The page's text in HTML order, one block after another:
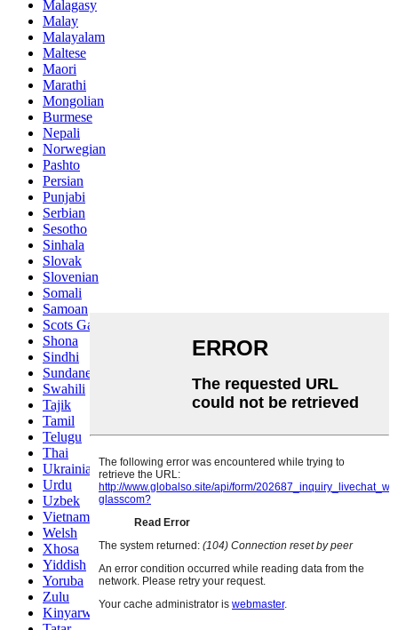
Malagasy
Malay
Malayalam
Maltese
Maori
Marathi
Mongolian
Burmese
Nepali
Norwegian
Pashto
Persian
Punjabi
Serbian
Sesotho
Sinhala
Slovak
Slovenian
Somali
Samoan
Scots Gaelic
Shona
Sindhi
Sundanese
Swahili
Tajik
Tamil
Telugu
Thai
Ukrainian
Urdu
Uzbek
Vietnamese
Welsh
Xhosa
Yiddish
Yoruba
Zulu
Kinyarwanda